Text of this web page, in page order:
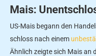
Mais:
US-Mais begann den
schloss nach einem
Ähnlich zeigte sich Mais an